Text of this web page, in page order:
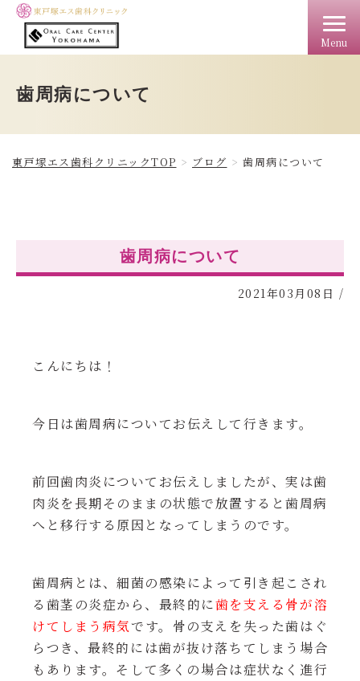
Menu
歯周病について
東戸塚エス歯科クリニックTOP ブログ 歯周病について
歯周病について
2021年03月08日 /
こんにちは！
今日は歯周病についてお伝えして行きます。
前回歯肉炎についてお伝えしましたが、実は歯
肉炎を長期そのままの状態で放置すると歯周病
へと移行する原因となってしまうのです。
歯周病とは、細菌の感染によって引き起こされ
る歯茎の炎症から、最終的に歯を支える骨が溶
けてしまう病気です。骨の支えを失った歯はぐ
らつき、最終的には歯が抜け落ちてしまう場合
もあります。そして多くの場合は症状なく進行